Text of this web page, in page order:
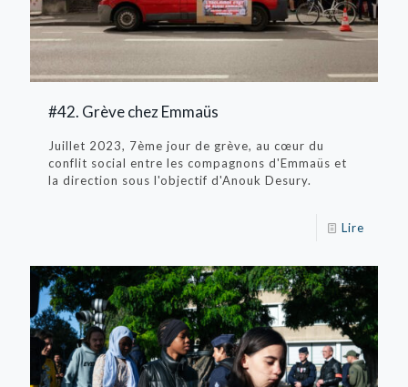
#42. Grève chez Emmaüs
Juillet 2023, 7ème jour de grève, au cœur du
conflit social entre les compagnons d'Emmaüs et
la direction sous l'objectif d'Anouk Desury.
Lire